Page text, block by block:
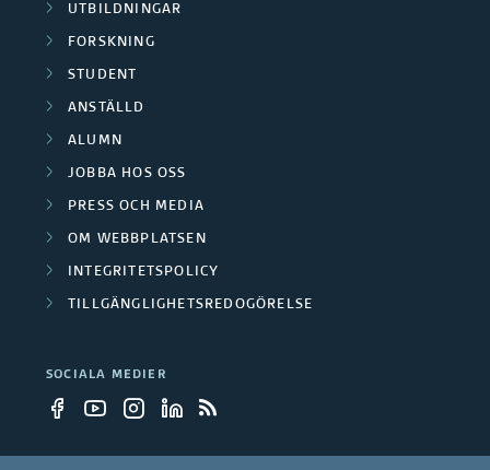
UTBILDNINGAR
FORSKNING
STUDENT
ANSTÄLLD
ALUMN
JOBBA HOS OSS
PRESS OCH MEDIA
OM WEBBPLATSEN
INTEGRITETSPOLICY
TILLGÄNGLIGHETSREDOGÖRELSE
SOCIALA MEDIER